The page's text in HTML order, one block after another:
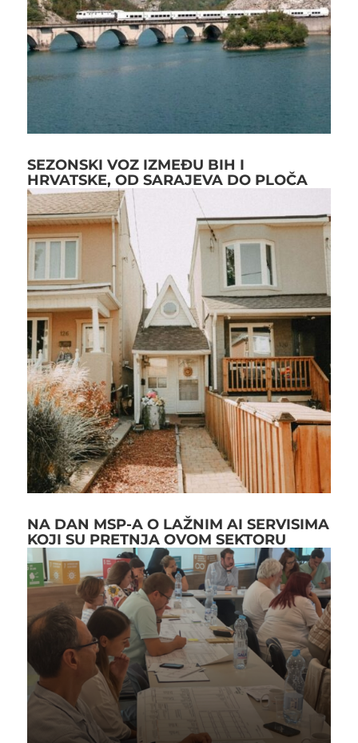
SEZONSKI VOZ IZMEĐU BIH I
HRVATSKE, OD SARAJEVA DO PLOČA
NA DAN MSP-A O LAŽNIM AI SERVISIMA
KOJI SU PRETNJA OVOM SEKTORU